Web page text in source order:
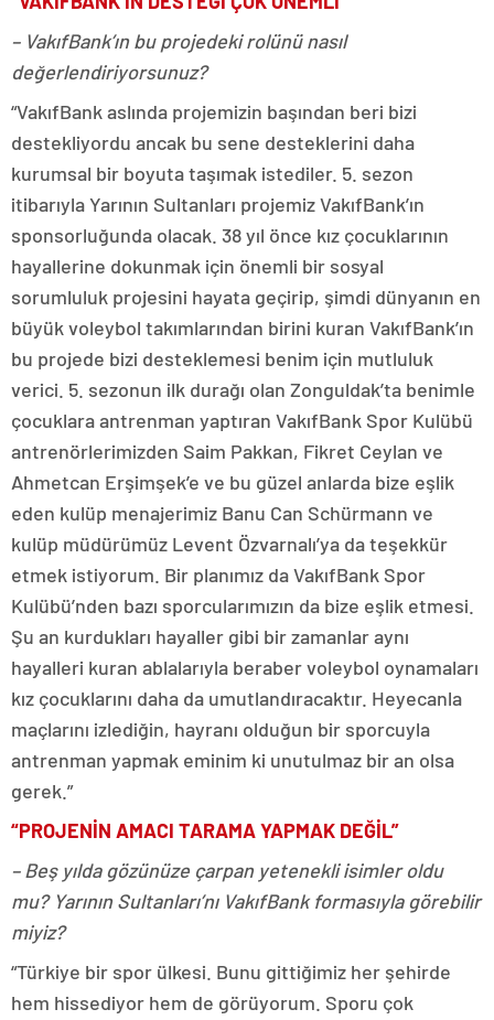
– VakıfBank’ın bu projedeki rolünü nasıl
değerlendiriyorsunuz?
“VakıfBank aslında projemizin başından beri bizi
destekliyordu ancak bu sene desteklerini daha
kurumsal bir boyuta taşımak istediler. 5. sezon
itibarıyla Yarının Sultanları projemiz VakıfBank’ın
sponsorluğunda olacak. 38 yıl önce kız çocuklarının
hayallerine dokunmak için önemli bir sosyal
sorumluluk projesini hayata geçirip, şimdi dünyanın en
büyük voleybol takımlarından birini kuran VakıfBank’ın
bu projede bizi desteklemesi benim için mutluluk
verici. 5. sezonun ilk durağı olan Zonguldak’ta benimle
çocuklara antrenman yaptıran VakıfBank Spor Kulübü
antrenörlerimizden Saim Pakkan, Fikret Ceylan ve
Ahmetcan Erşimşek’e ve bu güzel anlarda bize eşlik
eden kulüp menajerimiz Banu Can Schürmann ve
kulüp müdürümüz Levent Özvarnalı’ya da teşekkür
etmek istiyorum. Bir planımız da VakıfBank Spor
Kulübü’nden bazı sporcularımızın da bize eşlik etmesi.
Şu an kurdukları hayaller gibi bir zamanlar aynı
hayalleri kuran ablalarıyla beraber voleybol oynamaları
kız çocuklarını daha da umutlandıracaktır. Heyecanla
maçlarını izlediğin, hayranı olduğun bir sporcuyla
antrenman yapmak eminim ki unutulmaz bir an olsa
gerek.”
“PROJENİN AMACI TARAMA YAPMAK DEĞİL”
– Beş yılda gözünüze çarpan yetenekli isimler oldu
mu? Yarının Sultanları’nı VakıfBank formasıyla görebilir
miyiz?
“Türkiye bir spor ülkesi. Bunu gittiğimiz her şehirde
hem hissediyor hem de görüyorum. Sporu çok